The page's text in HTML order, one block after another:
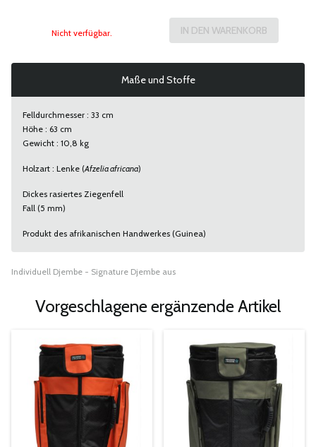
Nicht verfügbar.
Maße und Stoffe
Felldurchmesser : 33 cm
Höhe : 63 cm
Gewicht : 10,8 kg
Holzart : Lenke (Afzelia africana)
Dickes rasiertes Ziegenfell
Fall (5 mm)
Produkt des afrikanischen Handwerkes (Guinea)
Individuell Djembe - Signature Djembe aus
Vorgeschlagene ergänzende Artikel